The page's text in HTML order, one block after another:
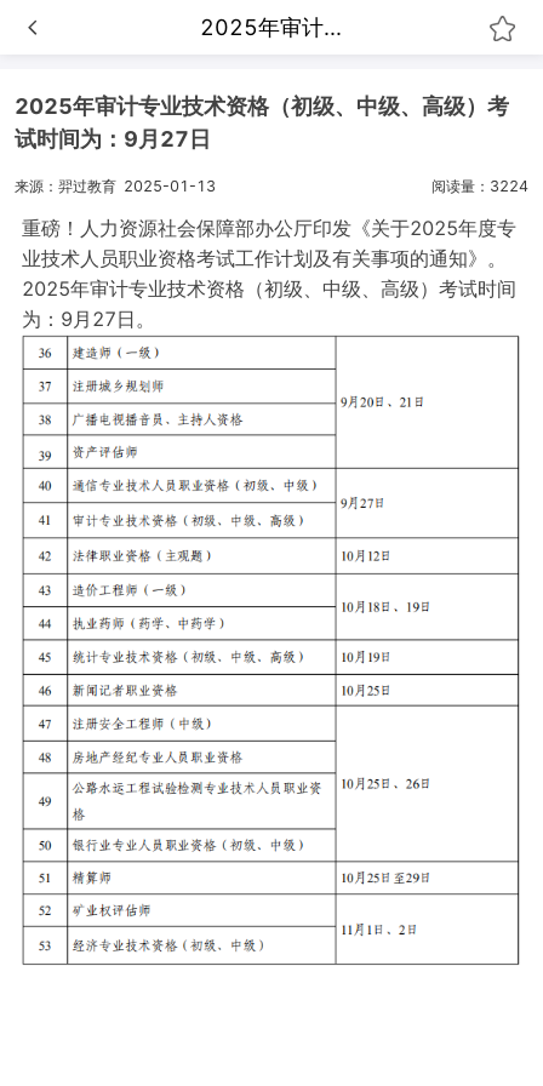
2025年审计...
2025年审计专业技术资格（初级、中级、高级）考
试时间为：9月27日
来源：羿过教育 2025-01-13 阅读量：3224
重磅！人力资源社会保障部办公厅印发《关于2025年度专
业技术人员职业资格考试工作计划及有关事项的通知》。
2025年审计专业技术资格（初级、中级、高级）考试时间
为：9月27日。